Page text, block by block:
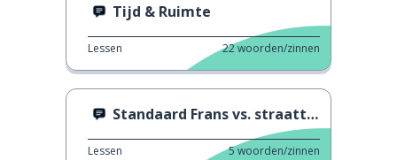
Tijd & Ruimte
Lessen 22woorden/zinnen
Standaard Frans vs. straattaal 1
Lessen 5woorden/zinnen